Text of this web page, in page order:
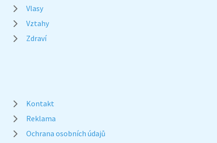
Vlasy
Vztahy
Zdraví
Kontakt
Reklama
Ochrana osobních údajů